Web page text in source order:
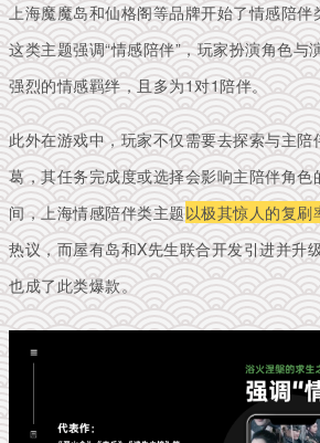
上海魔魔岛和仙格阁等品牌开始了情感陪伴
这类主题强调“情感陪伴”，玩家扮演角色与
强烈的情感羁绊，且多为1对1陪伴。
此外在游戏中，玩家不仅需要去探索与主陪
葛，其任务完成度或选择会影响主陪伴角色
间，上海情感陪伴类主题以极其惊人的复刷
热议，而屋有岛和X先生联合开发引进并升
也成了此类爆款。